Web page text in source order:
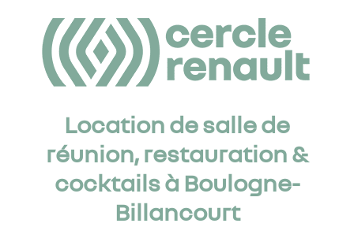
Location de salle de
réunion, restauration &
cocktails à Boulogne-
Billancourt